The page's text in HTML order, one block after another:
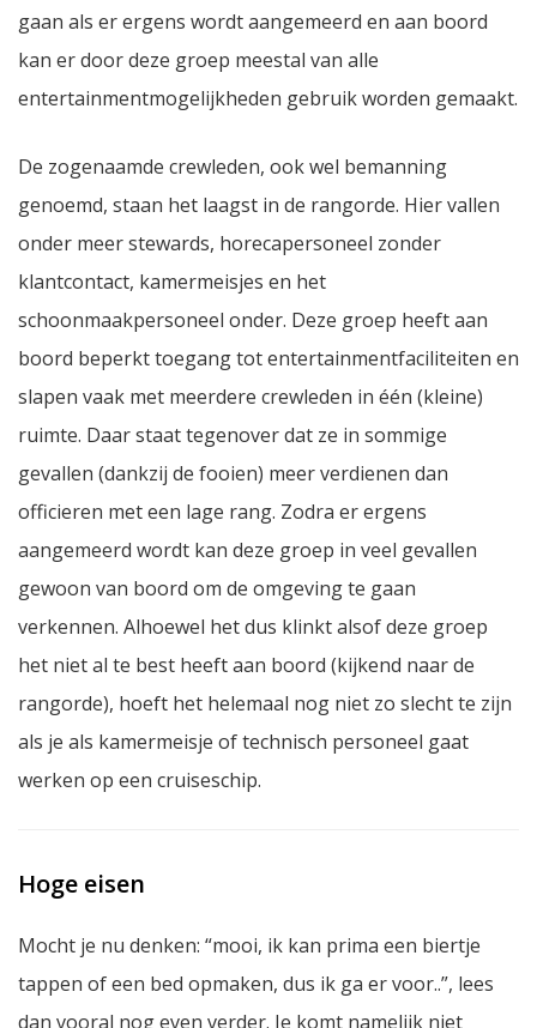
gaan als er ergens wordt aangemeerd en aan boord
kan er door deze groep meestal van alle
entertainmentmogelijkheden gebruik worden gemaakt.
De zogenaamde crewleden, ook wel bemanning
genoemd, staan het laagst in de rangorde. Hier vallen
onder meer stewards, horecapersoneel zonder
klantcontact, kamermeisjes en het
schoonmaakpersoneel onder. Deze groep heeft aan
boord beperkt toegang tot entertainmentfaciliteiten en
slapen vaak met meerdere crewleden in één (kleine)
ruimte. Daar staat tegenover dat ze in sommige
gevallen (dankzij de fooien) meer verdienen dan
officieren met een lage rang. Zodra er ergens
aangemeerd wordt kan deze groep in veel gevallen
gewoon van boord om de omgeving te gaan
verkennen. Alhoewel het dus klinkt alsof deze groep
het niet al te best heeft aan boord (kijkend naar de
rangorde), hoeft het helemaal nog niet zo slecht te zijn
als je als kamermeisje of technisch personeel gaat
werken op een cruiseschip.
Hoge eisen
Mocht je nu denken: “mooi, ik kan prima een biertje
tappen of een bed opmaken, dus ik ga er voor..”, lees
dan vooral nog even verder. Je komt namelijk niet